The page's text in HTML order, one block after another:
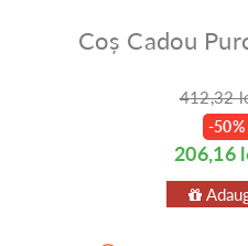
Coș Cadou
412,32
-50%
206,16